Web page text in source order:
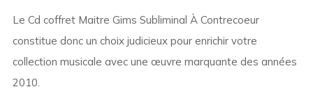
Le Cd coffret Maitre Gims Subliminal À Contrecoeur
constitue donc un choix judicieux pour enrichir votre
collection musicale avec une œuvre marquante des années
2010.